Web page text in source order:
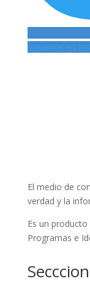
Siguenos en
El medio de
verdad y la
Es un
Programas e